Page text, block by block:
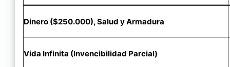
Dinero ($250.000), Salud y Armadura
Vida Infinita (Invencibilidad Parcial)